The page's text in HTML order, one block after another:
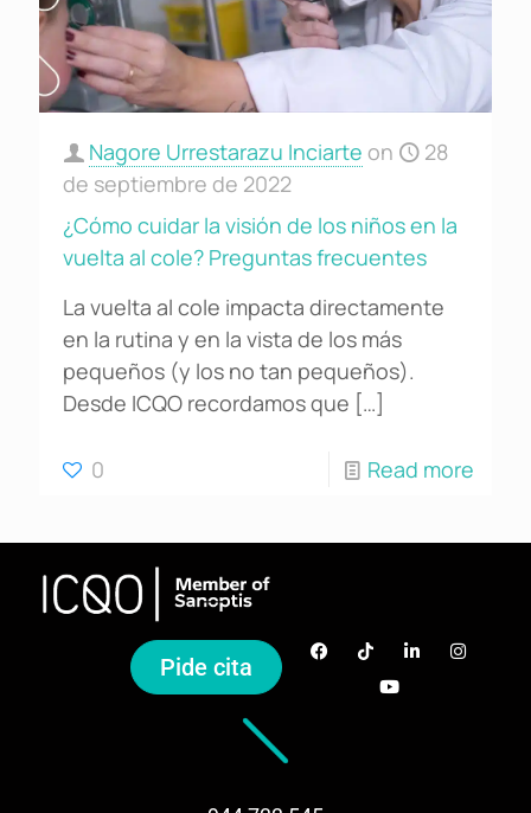
Nagore Urrestarazu Inciarte on
28
de septiembre de 2022
¿Cómo cuidar la visión de los niños en la
vuelta al cole? Preguntas frecuentes
La vuelta al cole impacta directamente
en la rutina y en la vista de los más
pequeños (y los no tan pequeños).
Desde ICQO recordamos que […]
0 Read more
Pide cita